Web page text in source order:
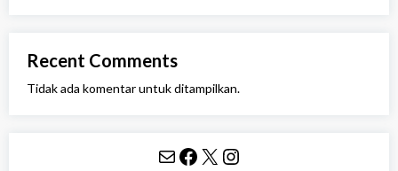
Recent Comments
Tidak ada komentar untuk ditampilkan.
Mail Facebook X Instagram